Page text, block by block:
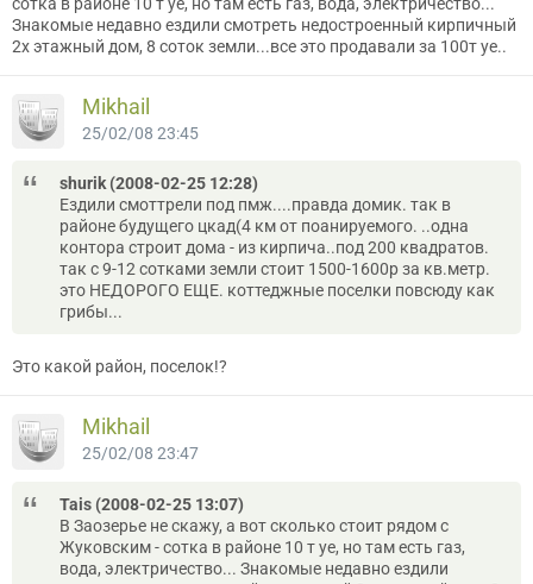
Знакомые недавно ездили смотреть недостроенный кирпичный
2х этажный дом, 8 соток земли...все это продавали за 100т уе..
Mikhail
25/02/08 23:45
shurik (2008-02-25 12:28)
Ездили смоттрели под пмж....правда домик. так в
районе будущего цкад(4 км от поанируемого. ..одна
контора строит дома - из кирпича..под 200 квадратов.
так с 9-12 сотками земли стоит 1500-1600р за кв.метр.
это НЕДОРОГО ЕЩЕ. коттеджные поселки повсюду как
грибы...
Это какой район, поселок!?
Mikhail
25/02/08 23:47
Tais (2008-02-25 13:07)
В Заозерье не скажу, а вот сколько стоит рядом с
Жуковским - сотка в районе 10 т уе, но там есть газ,
вода, электричество... Знакомые недавно ездили